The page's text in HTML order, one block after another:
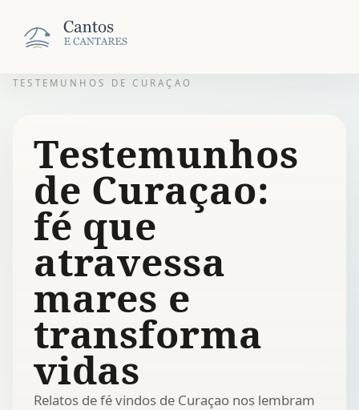
TESTEMUNHOS DE CURAÇAO
Testemunhos
de Curaçao:
fé que
atravessa
mares e
transforma
vidas
Relatos de fé vindos de Curaçao nos lembram